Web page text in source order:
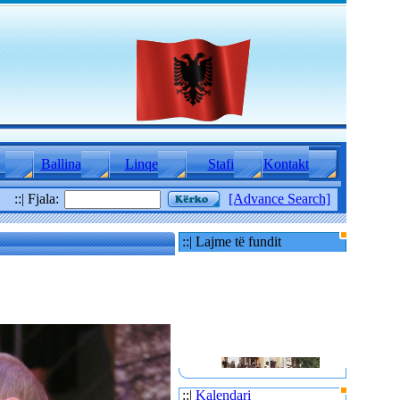
Ballina Linqe Stafi Kontakt
::| Fjala: [Advance Search]
::| Lajme të fundit
::| Kalendari